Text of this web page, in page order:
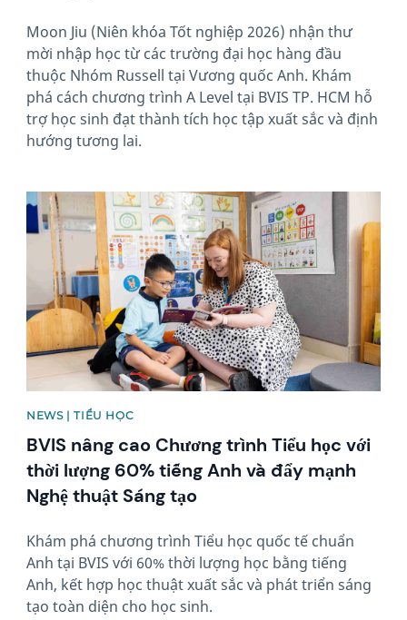
Moon Jiu (Niên khóa Tốt nghiệp 2026) nhận thư
mời nhập học từ các trường đại học hàng đầu
thuộc Nhóm Russell tại Vương quốc Anh. Khám
phá cách chương trình A Level tại BVIS TP. HCM hỗ
trợ học sinh đạt thành tích học tập xuất sắc và định
hướng tương lai.
News image
NEWS | TIỂU HỌC
BVIS nâng cao Chương trình Tiểu học với
thời lượng 60% tiếng Anh và đẩy mạnh
Nghệ thuật Sáng tạo
Khám phá chương trình Tiểu học quốc tế chuẩn
Anh tại BVIS với 60% thời lượng học bằng tiếng
Anh, kết hợp học thuật xuất sắc và phát triển sáng
tạo toàn diện cho học sinh.